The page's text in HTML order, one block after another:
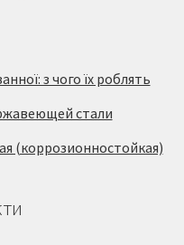
з чого їх роблять
стали
(коррозионностойкая)